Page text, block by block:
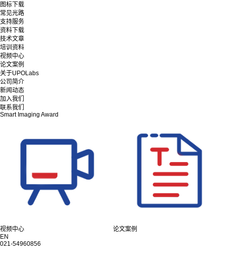
图标下载
常见光路
支持服务
资料下载
技术文章
培训资料
视频中心
论文案例
关于UPOLabs
公司简介
新闻动态
加入我们
联系我们
Smart Imaging Award
视频中心
论文案例
EN
021-54960856